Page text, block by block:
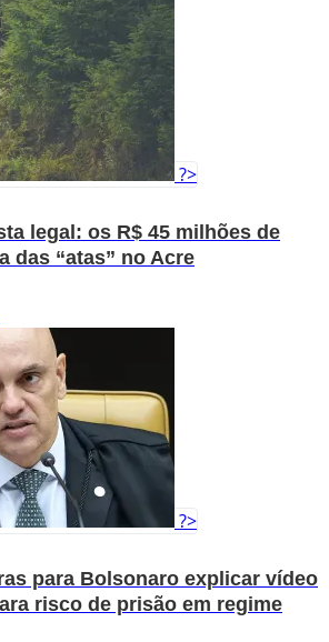
?>
legal: os R$ 45 milhões de
das “atas” no Acre
?>
para Bolsonaro explicar vídeo
risco de prisão em regime